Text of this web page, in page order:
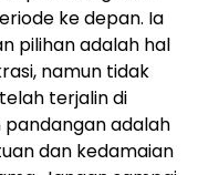
ke depan. Ia
pilihan adalah hal
namun tidak
terjalin di
adalah
dan kedamaian